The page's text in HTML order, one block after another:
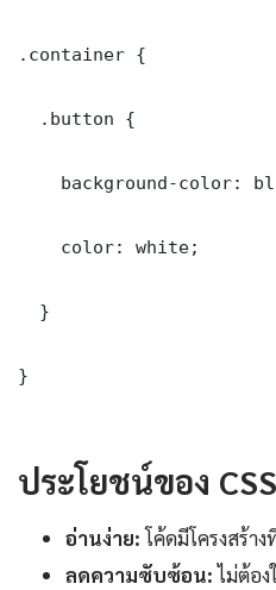
.container {
  .button {
background-color:
    color: white;
  }
}
ประโยชน์ของ
อ่านง่าย:โค้ดมีโครงสร้า
ลดความซับซ้อน:ไม่ต้อ